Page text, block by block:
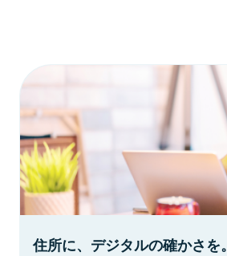
住所に、デジタルの確かさを。